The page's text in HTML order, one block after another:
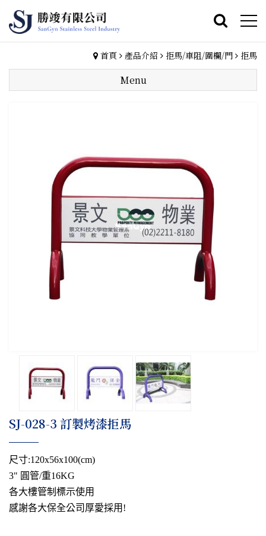
首頁 產品介紹 拒馬/車阻/圍欄/門 拒馬
Menu
SJ-028-3 訂製烤漆拒馬
尺寸:120x56x100(cm)
3" 圓管/重16KG
各大樓管制標示使用
感謝各大保全公司厚愛採用!